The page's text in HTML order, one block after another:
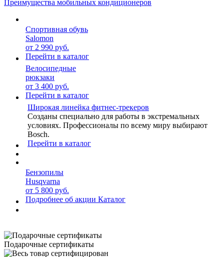
Преимущества мобильных кондиционеров
Спортивная обувь
Salomon
от 2 990 руб.
Перейти в каталог
Велосипедные
рюкзаки
от 3 400 руб.
Перейти в каталог
Широкая линейка фитнес-трекеров
Созданы специально для работы в экстремальных
условиях. Профессионалы по всему миру выбирают
Bosch.
Перейти в каталог
Бензопилы
Husqvarna
от 5 800 руб.
Подробнее об акции Каталог
Подарочные сертификаты